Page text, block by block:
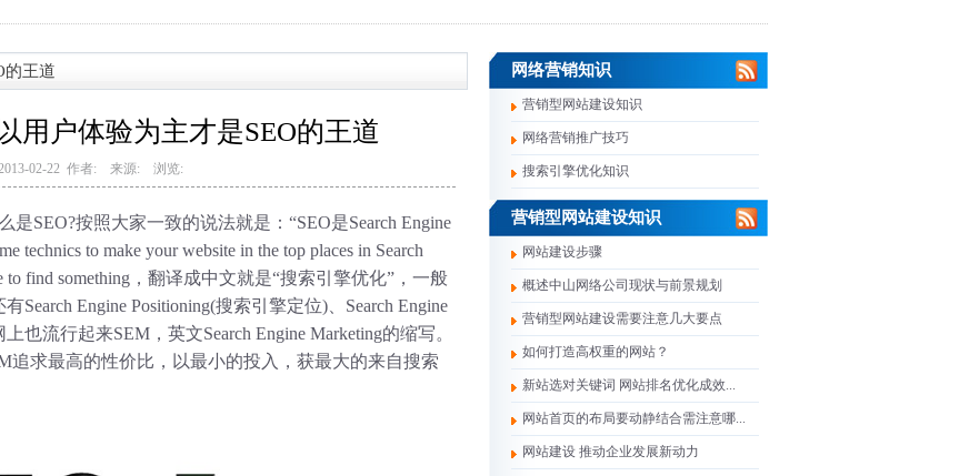
的王道
用户体验为主才是SEO的王道
02-22 作者: 来源: 浏览:
是SEO?按照大家一致的说法就是：“SEO是Search Engine
technics to make your website in the top places in Search
to find something，翻译成中文就是“搜索引擎优化”，一般
Engine Positioning(搜索引擎定位)、Search Engine
也流行起来SEM，英文Search Engine Marketing的缩写。
追求最高的性价比，以最小的投入，获最大的来自搜索
网络营销知识
营销型网站建设知识
网络营销推广技巧
搜索引擎优化知识
营销型网站建设知识
网站建设步骤
概述中山网络公司现状与前景规划
营销型网站建设需要注意几大要点
如何打造高权重的网站？
新站选对关键词 网站排名优化成效...
网站首页的布局要动静结合需注意哪...
网站建设 推动企业发展新动力